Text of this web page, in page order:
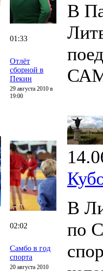
01:33
Отлёт
сборной в
Пекин
29 августа 2010 в
19:00
02:02
Самбо в год
спорта
20 августа 2010
В
В
по